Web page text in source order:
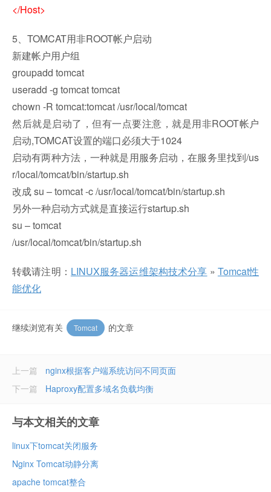
</Host>
5、TOMCAT用非ROOT帐户启动
新建帐户用户组
groupadd tomcat
useradd -g tomcat tomcat
chown -R tomcat:tomcat /usr/local/tomcat
然后就是启动了，但有一点要注意，就是用非ROOT帐户
启动,TOMCAT设置的端口必须大于1024
启动有两种方法，一种就是用服务启动，在服务里找到/us
r/local/tomcat/bin/startup.sh
改成 su – tomcat -c /usr/local/tomcat/bin/startup.sh
另外一种启动方式就是直接运行startup.sh
su – tomcat
/usr/local/tomcat/bin/startup.sh
转载请注明： LINUX服务器运维架构技术分享 » Tomcat性
能优化
继续浏览有关 Tomcat 的文章
上一篇
nginx根据客户端系统访问不同页面
Haproxy配置多域名负载均衡
下一篇
与本文相关的文章
linux下tomcat关闭服务
Nginx Tomcat动静分离
apache tomcat整合